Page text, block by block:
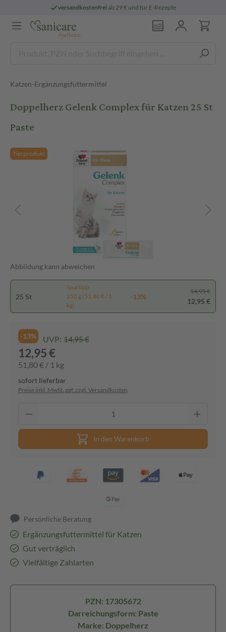
versandkostenfreiab 29 € und für E-Rezepte
Katzen-Ergänzungsfuttermittel
Doppelherz Gelenk Complex für Katzen 25 St
Paste
Tierprodukt
Abbildung kann abweichen
25 St
Spartipp
250 g (51,80 € / 1
kg)
-13%
14,95 €
12,95 €
-13% UVP: 14,95 €
12,95 €
51,80 € / 1 kg
sofort lieferbar
Preise inkl. MwSt. ggf. zzgl. Versandkosten
In den Warenkorb
Persönliche Beratung
Ergänzungsfuttermittel für Katzen
Gut verträglich
Vielfältige Zahlarten
PZN: 17305672
Darreichungsform: Paste
Marke: Doppelherz